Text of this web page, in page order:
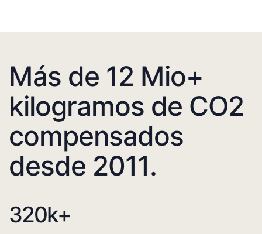
Más de 12 Mio+
kilogramos de CO2
compensados
desde 2011.
320k+